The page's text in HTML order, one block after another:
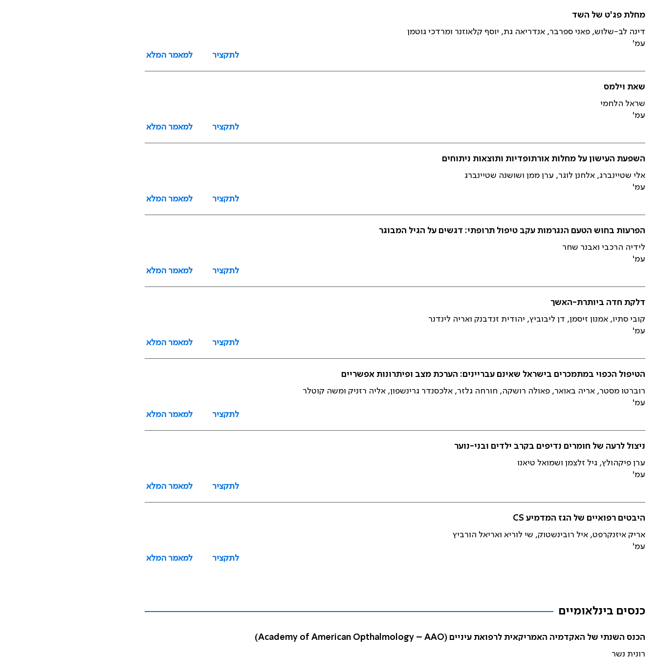
מחלת פג'ט של השד
דינה לב-שלוש, פאני ספרבר, אנדריאה גת, יוסף קלאוזנר ומרדכי גוטמן
עמ'
לתקציר
למאמר המלא
שאת וילמס
שראל הלחמי
עמ'
לתקציר
למאמר המלא
השפעת העישון על מחלות אורתופדיות ותוצאות ניתוחים
אלי שטיינברג, אלחנן לוגר, ערן ממן ושושנה שטיינברג
עמ'
לתקציר
למאמר המלא
הפרעות בחוש הטעם הנגרמות עקב טיפול תרופתי: דגשים על הגיל המבוגר
לידיה הרכבי ואבנר שחר
עמ'
לתקציר
למאמר המלא
דלקת חדה ביותרת-האשך
קובי סתיו, אמנון זיסמן, דן ליבוביץ, יהודית זנדבנק ואריה לינדנר
עמ'
לתקציר
למאמר המלא
הטיפול הכפוי במתמכרים בישראל שאינם עבריינים: הערכת מצב ופיתרונות אפשריים
רוברטו מסטר, אריה באואר, פאולה רושקה, חורחה גלזר, אלכסנדר גרינשפון, אליה רזניק ומשה קוטלר
עמ'
לתקציר
למאמר המלא
ניצול לרעה של חומרים נדיפים בקרב ילדים ובני-נוער
ערן פיקהולץ, גיל זלצמן ושמואל טיאנו
עמ'
לתקציר
למאמר המלא
היבטים רפואיים של הגז המדמיע CS
אריק איזנקרפט, איל רובינשטוק, שי לוריא ואריאל הורביץ
עמ'
לתקציר
למאמר המלא
כנסים בינלאומיים
הכנס השנתי של האקדמיה האמריקאית לרפואת עיניים (Academy of American Opthalmology – AAO)
רונית נשר